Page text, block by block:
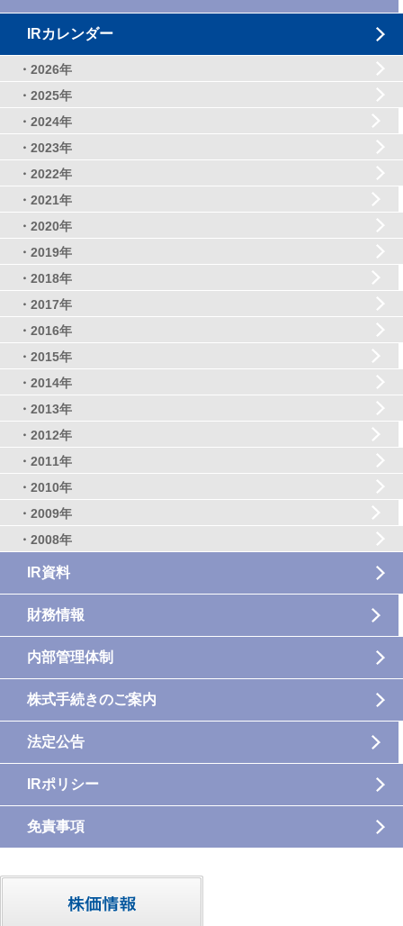
IRカレンダー
・2026年
・2025年
・2024年
・2023年
・2022年
・2021年
・2020年
・2019年
・2018年
・2017年
・2016年
・2015年
・2014年
・2013年
・2012年
・2011年
・2010年
・2009年
・2008年
IR資料
財務情報
内部管理体制
株式手続きのご案内
法定公告
IRポリシー
免責事項